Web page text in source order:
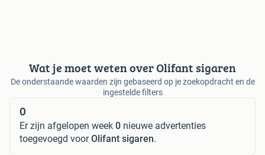
Wat je moet weten over Olifant sigaren
De onderstaande waarden zijn gebaseerd op je zoekopdracht en de
ingestelde filters
0
Er zijn afgelopen week 0 nieuwe advertenties
toegevoegd voorOlifant sigaren.